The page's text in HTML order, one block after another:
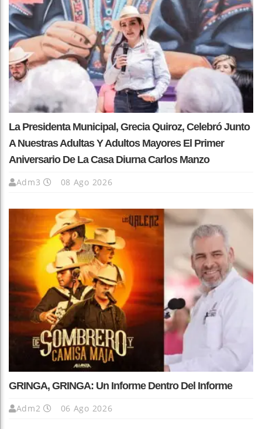
La Presidenta Municipal, Grecia Quiroz, Celebró Junto
A Nuestras Adultas Y Adultos Mayores El Primer
Aniversario De La Casa Diurna Carlos Manzo
Adm3 08 Ago 2026
GRINGA, GRINGA: Un Informe Dentro Del Informe
Adm2 06 Ago 2026